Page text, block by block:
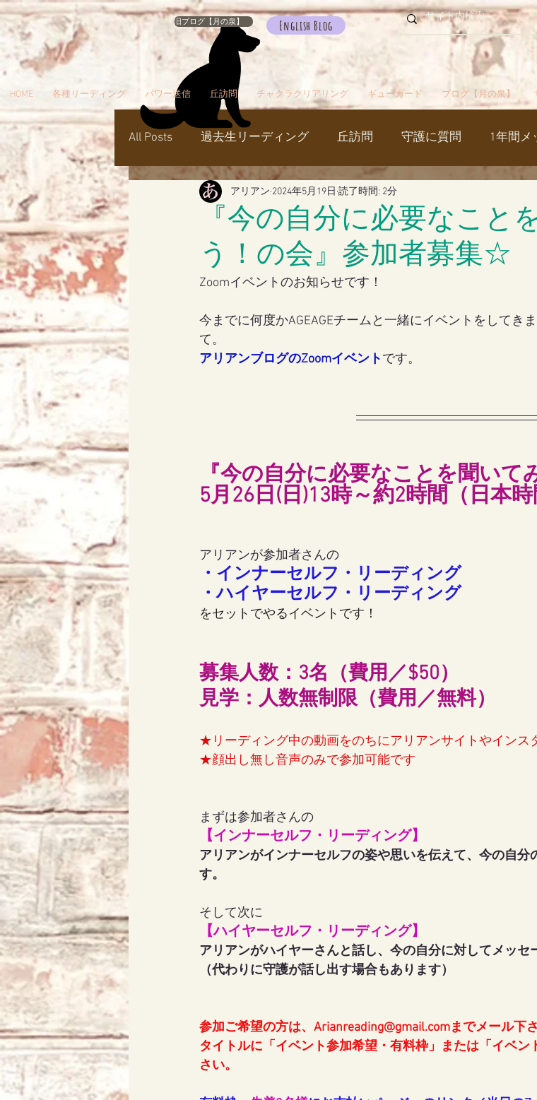
旧ブログ【月の泉】 English Blog
HOME 各種リーディング パワー送信 丘訪問 チャクラクリアリング ギューカード ブログ【月の泉】
All Posts 過去生リーディング 丘訪問 守護に質問 1年間メ
パワー送信 冥界 天国 カルマパターン
瞑想でお出かけ 旅／お出かけ ブツブツ言ってるだけ
天使エリア 女の地球の守り方
『今の自分に必要なこと
う！の会』参加者募集☆
アリアン 2024年5月19日 読了時間: 2分
Zoomイベントのお知らせです！
今までに何度かAGEAGEチームと一緒にイベントをしてき
て。
アリアンブログのZoomイベントです。
『今の自分に必要なことを聞いて
5月26日(日)13時～約2時間（日本時
アリアンが参加者さんの
・インナーセルフ・リーディング
・ハイヤーセルフ・リーディング
をセットでやるイベントです！
募集人数：3名（費用／$50）
見学：人数無制限（費用／無料）
★リーディング中の動画をのちにアリアンサイトやインス
★顔出し無し音声のみで参加可能です
まずは参加者さんの
【インナーセルフ・リーディング】
アリアンがインナーセルフの姿や思いを伝えて、今の自分
す。
そして次に
【ハイヤーセルフ・リーディング】
アリアンがハイヤーさんと話し、今の自分に対してメッセ
（代わりに守護が話し出す場合もあります）
参加ご希望の方は、Arianreading@gmail.comまでメール下さ
タイトルに「イベント参加希望・有料枠」または「イベン
さい。